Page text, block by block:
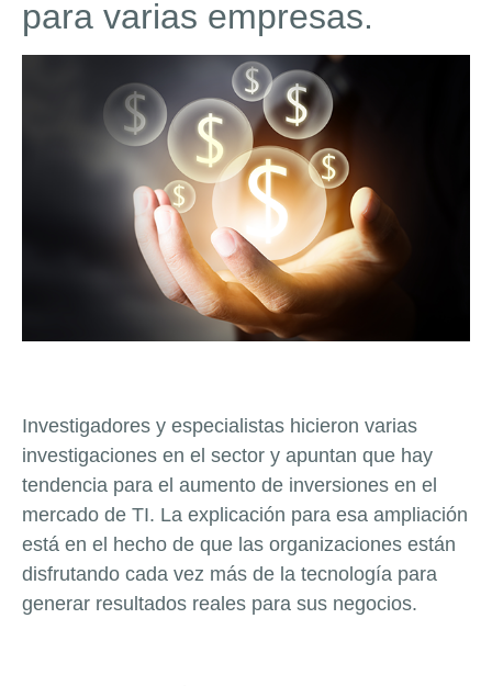
para varias empresas.
Investigadores y especialistas hicieron varias
investigaciones en el sector y apuntan que hay
tendencia para el aumento de inversiones en el
mercado de TI. La explicación para esa ampliación
está en el hecho de que las organizaciones están
disfrutando cada vez más de la tecnología para
generar resultados reales para sus negocios.